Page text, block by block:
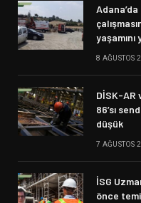
yaşamını
8 AĞUSTOS
DİSK-AR
86’sı
düşük
7 AĞUSTOS
İSG
önce